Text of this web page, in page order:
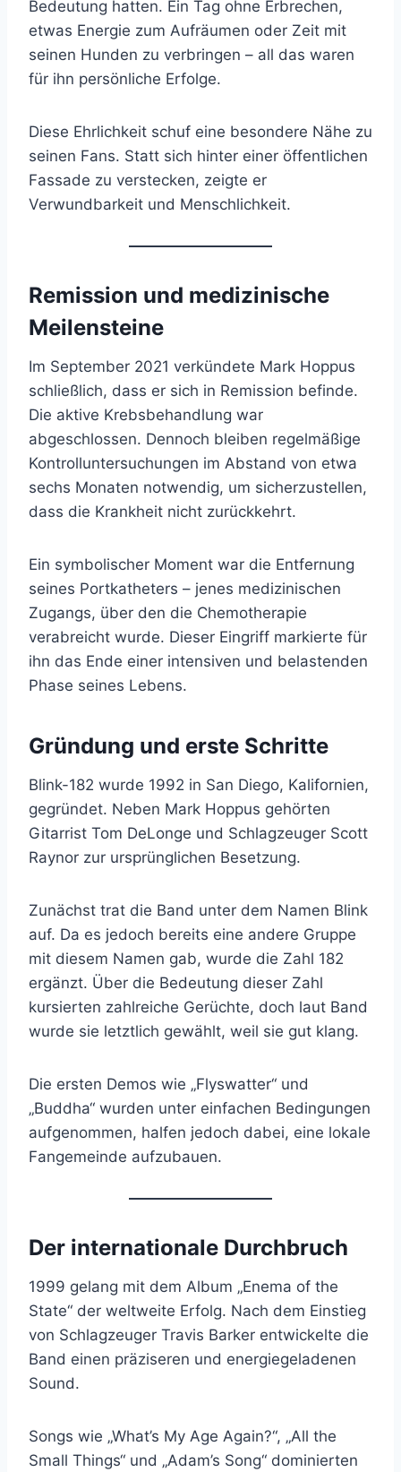
Bedeutung hatten. Ein Tag ohne Erbrechen,
etwas Energie zum Aufräumen oder Zeit mit
seinen Hunden zu verbringen – all das waren
für ihn persönliche Erfolge.
Diese Ehrlichkeit schuf eine besondere Nähe zu
seinen Fans. Statt sich hinter einer öffentlichen
Fassade zu verstecken, zeigte er
Verwundbarkeit und Menschlichkeit.
Remission und medizinische
Meilensteine
Im September 2021 verkündete Mark Hoppus
schließlich, dass er sich in Remission befinde.
Die aktive Krebsbehandlung war
abgeschlossen. Dennoch bleiben regelmäßige
Kontrolluntersuchungen im Abstand von etwa
sechs Monaten notwendig, um sicherzustellen,
dass die Krankheit nicht zurückkehrt.
Ein symbolischer Moment war die Entfernung
seines Portkatheters – jenes medizinischen
Zugangs, über den die Chemotherapie
verabreicht wurde. Dieser Eingriff markierte für
ihn das Ende einer intensiven und belastenden
Phase seines Lebens.
Gründung und erste Schritte
Blink-182 wurde 1992 in San Diego, Kalifornien,
gegründet. Neben Mark Hoppus gehörten
Gitarrist Tom DeLonge und Schlagzeuger Scott
Raynor zur ursprünglichen Besetzung.
Zunächst trat die Band unter dem Namen Blink
auf. Da es jedoch bereits eine andere Gruppe
mit diesem Namen gab, wurde die Zahl 182
ergänzt. Über die Bedeutung dieser Zahl
kursierten zahlreiche Gerüchte, doch laut Band
wurde sie letztlich gewählt, weil sie gut klang.
Die ersten Demos wie „Flyswatter“ und
„Buddha“ wurden unter einfachen Bedingungen
aufgenommen, halfen jedoch dabei, eine lokale
Fangemeinde aufzubauen.
Der internationale Durchbruch
1999 gelang mit dem Album „Enema of the
State“ der weltweite Erfolg. Nach dem Einstieg
von Schlagzeuger Travis Barker entwickelte die
Band einen präziseren und energiegeladenen
Sound.
Songs wie „What’s My Age Again?“, „All the
Small Things“ und „Adam’s Song“ dominierten